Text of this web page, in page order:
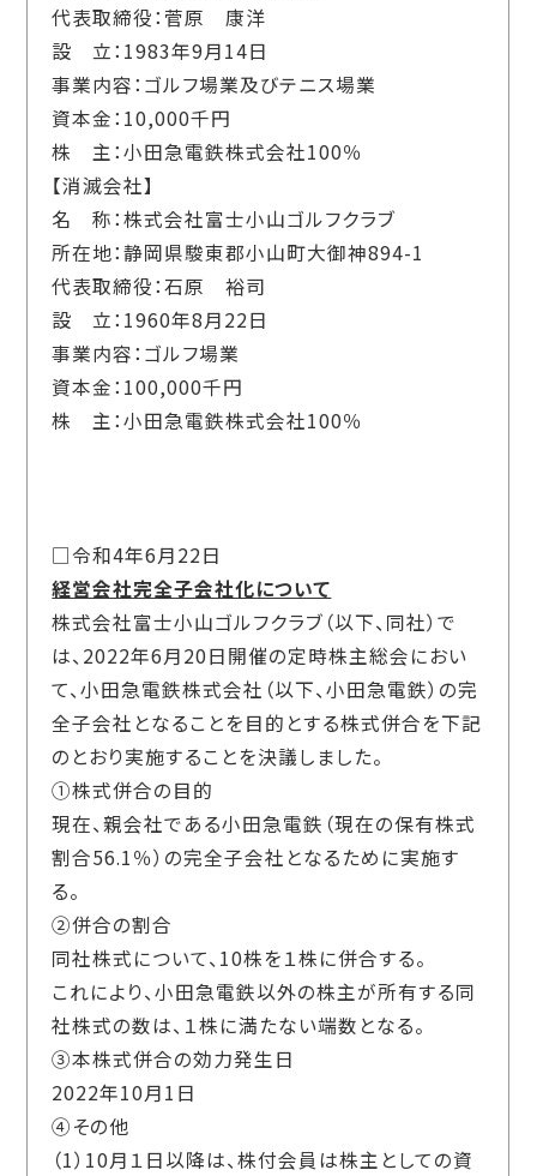
代表取締役：菅原 康洋
設 立：1983年9月14日
事業内容：ゴルフ場業及びテニス場業
資本金：10,000千円
株 主：小田急電鉄株式会社100％
【消滅会社】
名 称：株式会社富士小山ゴルフクラブ
所在地：静岡県駿東郡小山町大御神894-1
代表取締役：石原 裕司
設 立：1960年8月22日
事業内容：ゴルフ場業
資本金：100,000千円
株 主：小田急電鉄株式会社100％
□令和4年6月22日
経営会社完全子会社化について
株式会社富士小山ゴルフクラブ（以下、同社）で
は、2022年6月20日開催の定時株主総会におい
て、小田急電鉄株式会社（以下、小田急電鉄）の完
全子会社となることを目的とする株式併合を下記
のとおり実施することを決議しました。
①株式併合の目的
現在、親会社である小田急電鉄（現在の保有株式
割合56.1％）の完全子会社となるために実施す
る。
②併合の割合
同社株式について、10株を１株に併合する。
これにより、小田急電鉄以外の株主が所有する同
社株式の数は、１株に満たない端数となる。
③本株式併合の効力発生日
2022年10月1日
④その他
（1）10月１日以降は、株付会員は株主としての資